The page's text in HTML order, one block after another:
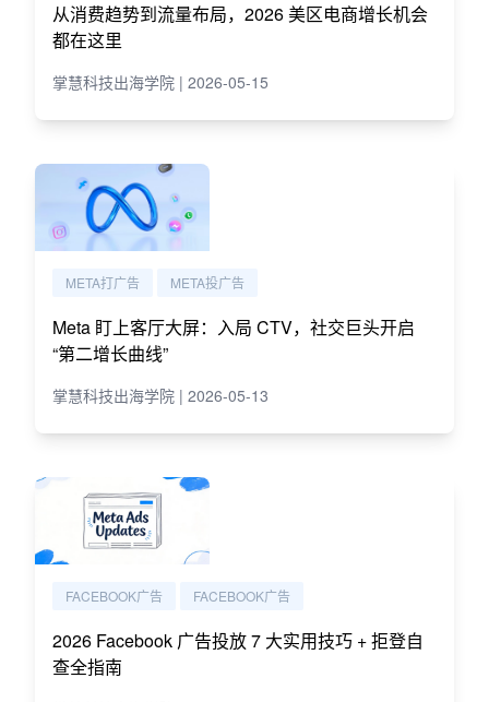
从消费趋势到流量布局，2026 美区电商增长机会
都在这里
掌慧科技出海学院 | 2026-05-15
META打广告 META投广告
Meta 盯上客厅大屏：入局 CTV，社交巨头开启
“第二增长曲线”
掌慧科技出海学院 | 2026-05-13
FACEBOOK广告 FACEBOOK广告
2026 Facebook 广告投放 7 大实用技巧 + 拒登自
查全指南